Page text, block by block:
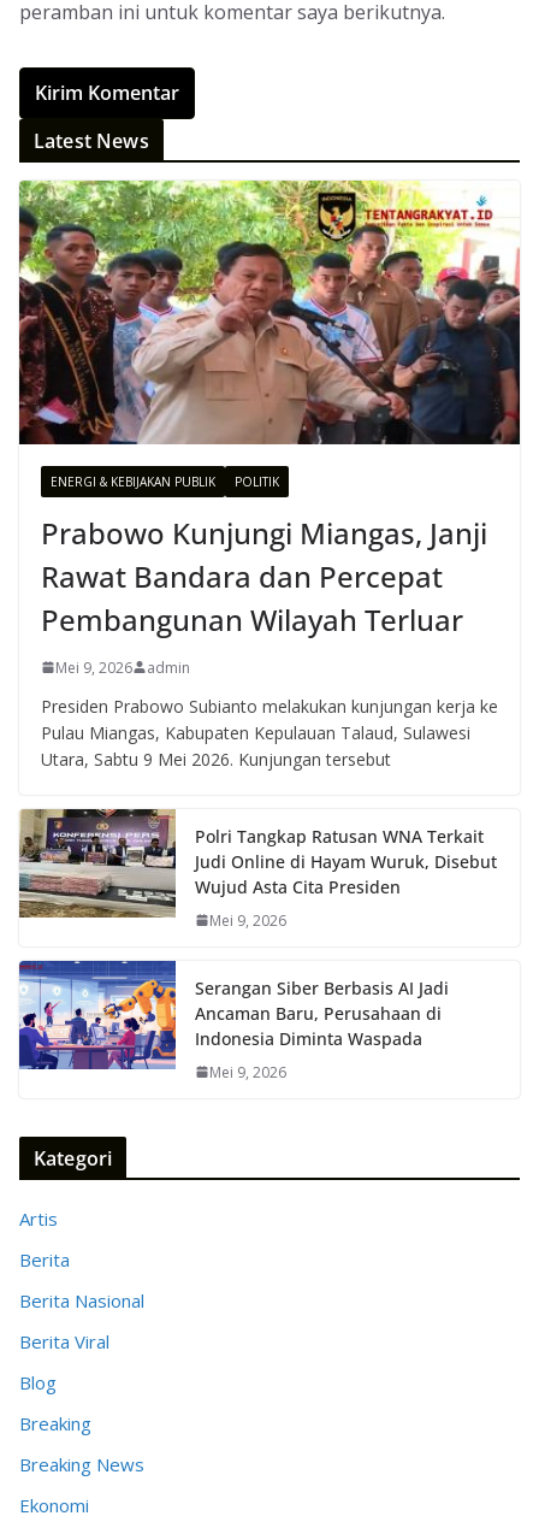
peramban ini untuk komentar saya berikutnya.
Latest News
ENERGI & KEBIJAKAN PUBLIK POLITIK
Prabowo Kunjungi Miangas, Janji
Rawat Bandara dan Percepat
Pembangunan Wilayah Terluar
Mei 9, 2026 admin
Presiden Prabowo Subianto melakukan kunjungan kerja ke
Pulau Miangas, Kabupaten Kepulauan Talaud, Sulawesi
Utara, Sabtu 9 Mei 2026. Kunjungan tersebut
Polri Tangkap Ratusan WNA Terkait
Judi Online di Hayam Wuruk, Disebut
Wujud Asta Cita Presiden
Mei 9, 2026
Serangan Siber Berbasis AI Jadi
Ancaman Baru, Perusahaan di
Indonesia Diminta Waspada
Mei 9, 2026
Kategori
Artis
Berita
Berita Nasional
Berita Viral
Blog
Breaking
Breaking News
Ekonomi